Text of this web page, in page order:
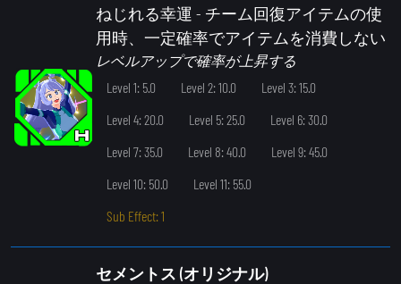
ねじれる幸運 - チーム回復アイテムの使
用時、一定確率でアイテムを消費しない
レベルアップで確率が上昇する
Level 1: 5.0
Level 2: 10.0
Level 3: 15.0
Level 4: 20.0
Level 5: 25.0
Level 6: 30.0
Level 7: 35.0
Level 8: 40.0
Level 9: 45.0
Level 10: 50.0
Level 11: 55.0
Sub Effect: 1
セメントス (オリジナル)